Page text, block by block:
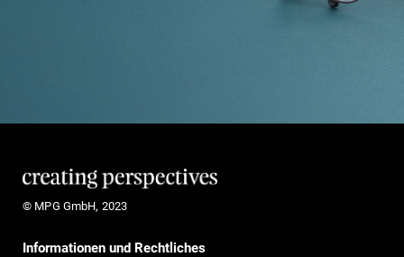
© MPG GmbH, 2023
Informationen und Rechtliches